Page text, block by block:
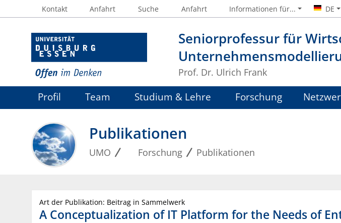
Seniorprofessur für
Prof. Dr. Ulrich Frank
Kontakt Anfahrt Suche Anfahrt Informationen für... DE
Profil Team Studium & Lehre Forschung
Publikationen
UMO Forschung Publikationen
Art der Publikation: Beitrag in Sammelwerk
A Conceptualization of IT Platform for the Needs of